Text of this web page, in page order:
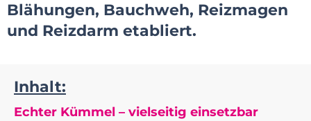
Blähungen, Bauchweh, Reizmagen
und Reizdarm etabliert.
Inhalt:
Echter Kümmel – vielseitig einsetzbar